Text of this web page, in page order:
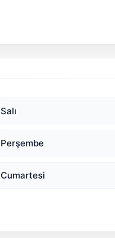
Salı
Perşembe
Cumartesi